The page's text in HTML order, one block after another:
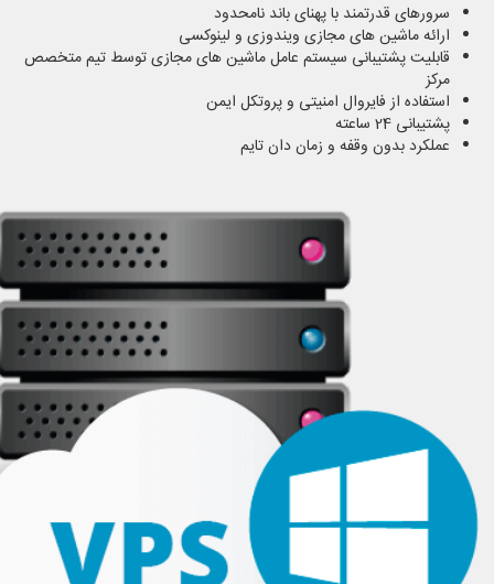
سرورهای قدرتمند با پهنای باند نامحدود
ارائه ماشین های مجازی ویندوزی و لینوکسی
قابلیت پشتیبانی سیستم عامل ماشین های مجازی توسط تیم متخصص
مرکز
استفاده از فایروال امنیتی و پروتکل ایمن
پشتیبانی 24 ساعته
عملکرد بدون وقفه و زمان دان تایم